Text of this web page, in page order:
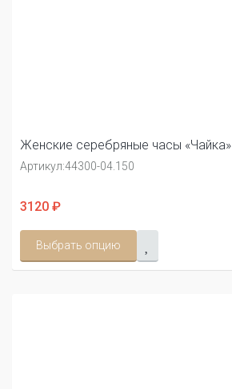
Женские серебряные часы «Чайка»
Артикул:44300-04.150
3120 ₽
Выбрать опцию